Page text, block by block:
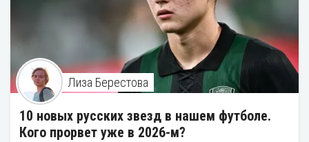
Лиза Берестова
10 новых русских звезд в нашем футболе.
Кого прорвет уже в 2026-м?